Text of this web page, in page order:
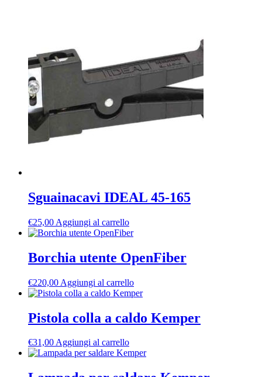
Sguainacavi IDEAL 45-165
€25,00 Aggiungi al carrello
Borchia utente OpenFiber
€220,00 Aggiungi al carrello
Pistola colla a caldo Kemper
€31,00Aggiungi al carrello